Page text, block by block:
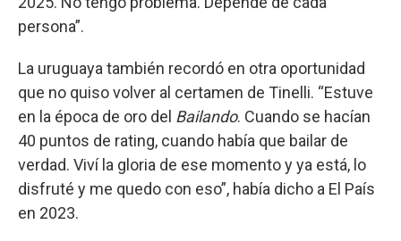
persona”.
La uruguaya también recordó en otra oportunidad
que no quiso volver al certamen de Tinelli. “Estuve
en la época de oro del Bailando. Cuando se hacían
40 puntos de rating, cuando había que bailar de
verdad. Viví la gloria de ese momento y ya está, lo
disfruté y me quedo con eso”, había dicho a El País
en 2023.